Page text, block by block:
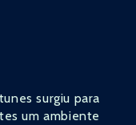
surgiu para
um ambiente